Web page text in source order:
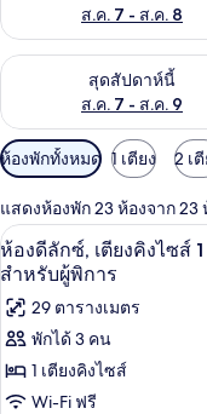
ส.ค. 7 - ส.ค. 8
สุดสัปดาห์นี้
ส.ค. 7 - ส.ค. 9
ตรวจสอบจำนวนห้องพัก
ตัว
กรอง
ที่
มี
ให้
สำหรับ
ห้อง
พัก
ห้องพักทั้งหมด 1 เตียง 2 เ
แสดงห้องพัก 23 ห้องจาก 23
เปิด
ภาพถ่าย
ทั้งหมด
ของ
ห้อง
8
ห้องดีลักซ์, เตียงคิงไซส์
สำหรับผู้พิการ
29 ตารางเมตร
พักได้ 3 คน
1 เตียงคิงไซส์
Wi-Fi ฟรี